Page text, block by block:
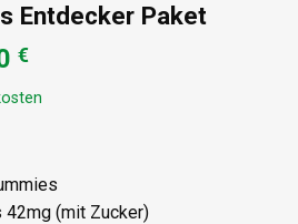
Entdecker Paket
€Aktueller
ist:
42mg (mit Zucker)